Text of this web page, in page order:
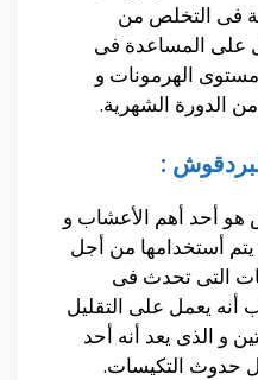
فى التخلص من
على المساعدة فى
الهرمونات و
الدورة الشهرية.
:
أحد أهم الأعشاب و
أستخدامها من أجل
التى تحدث فى
أنه يعمل على التقليل
و الذى يعد أنه أحد
حدوث التكيسات.